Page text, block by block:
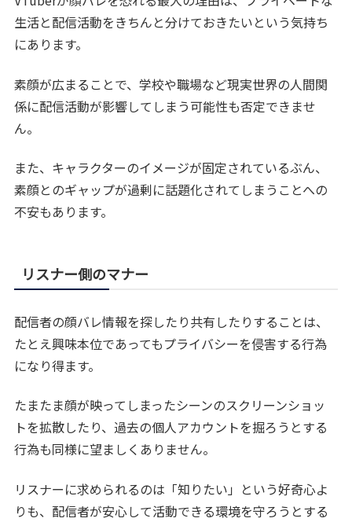
生活と配信活動をきちんと分けておきたいという気持ち
にあります。
素顔が広まることで、学校や職場など現実世界の人間関
係に配信活動が影響してしまう可能性も否定できませ
ん。
また、キャラクターのイメージが固定されているぶん、
素顔とのギャップが過剰に話題化されてしまうことへの
不安もあります。
リスナー側のマナー
配信者の顔バレ情報を探したり共有したりすることは、
たとえ興味本位であってもプライバシーを侵害する行為
になり得ます。
たまたま顔が映ってしまったシーンのスクリーンショッ
トを拡散したり、過去の個人アカウントを掘ろうとする
行為も同様に望ましくありません。
リスナーに求められるのは「知りたい」という好奇心よ
りも、配信者が安心して活動できる環境を守ろうとする